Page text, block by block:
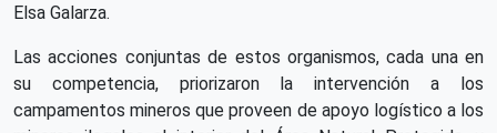
Elsa Galarza.
Las acciones conjuntas de estos organismos, cada una en
su competencia, priorizaron la intervención a los
campamentos mineros que proveen de apoyo logístico a los